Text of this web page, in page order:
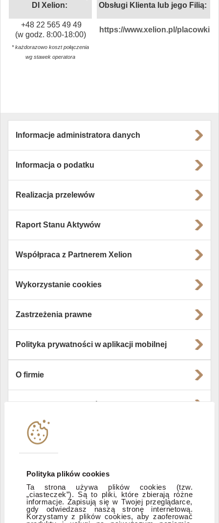
Polityka plików cookies
Ta strona używa plików cookies (tzw.
„ciasteczek”). Są to pliki, które zbierają różne
informacje. Zapisują się w Twojej przeglądarce,
gdy odwiedzasz naszą stronę internetową.
Korzystamy z plików cookies, aby zaoferować
DI Xelion:
Obsługi Klienta lub jego Filią:
+48 22 565 49 49
(w godz. 8:00-18:00)
https://www.xelion.pl/placowki
* każdorazowo koszt połączenia
wg stawek operatora
Informacje administratora danych
Informacja o podatku
Realizacja przelewów
Raport Stanu Aktywów
Współpraca z Partnerem Xelion
Wykorzystanie cookies
Zastrzeżenia prawne
Polityka prywatności w aplikacji mobilnej
O firmie
Instytucje współpracujące
Zastrzeżenia prawne